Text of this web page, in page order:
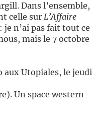
Dans l’ensemble,
celle sur L’Affaire
n’ai pas fait tout ce
mais le 7 octobre
aux Utopiales, le jeudi
Un space western